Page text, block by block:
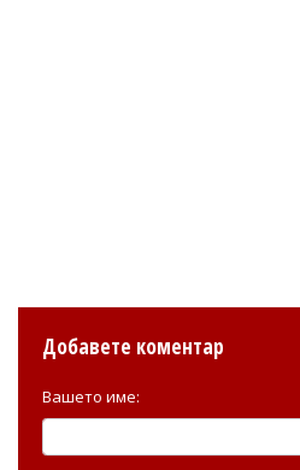
Добавете коментар
Вашето име: